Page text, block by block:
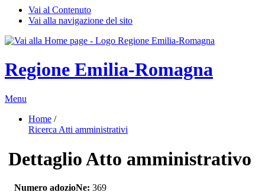
Vai al Contenuto
Vai alla navigazione del sito
Regione Emilia-Romagna
Menu
Home /
Ricerca Atti amministrativi
Dettaglio Atto amministrativo
Numero adozioNe: 369